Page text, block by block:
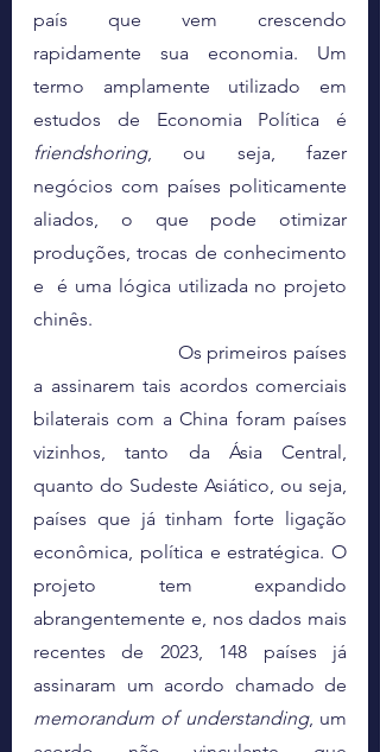
país que vem crescendo
rapidamente sua economia. Um
termo amplamente utilizado em
friendshoring, ou seja, fazer
negócios com países politicamente
aliados, o que pode otimizar
produções, trocas de conhecimento
e  é uma lógica utilizada no projeto
chinês.
a assinarem tais acordos comerciais
bilaterais com a China foram países
vizinhos, tanto da Ásia Central,
quanto do Sudeste Asiático, ou seja,
países que já tinham forte ligação
econômica, política e estratégica. O
projeto tem expandido
abrangentemente e, nos dados mais
recentes de 2023, 148 países já
memorandum of understanding, um